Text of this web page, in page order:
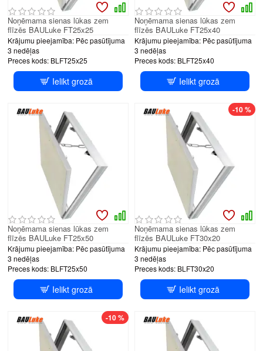
Krājumu pieejamība: Pēc pasūtījuma
3 nedēļas
Preces kods: BLFT25x25
Noņēmama sienas lūkas zem
flīzēs BAULuke FT25x25
Ielikt grozā
Krājumu pieejamība: Pēc pasūtījuma
3 nedēļas
Preces kods: BLFT25x40
Noņēmama sienas lūkas zem
flīzēs BAULuke FT25x40
Ielikt grozā
Krājumu pieejamība: Pēc pasūtījuma
3 nedēļas
Preces kods: BLFT25x50
Noņēmama sienas lūkas zem
flīzēs BAULuke FT25x50
Ielikt grozā
-10 %
Krājumu pieejamība: Pēc pasūtījuma
3 nedēļas
Preces kods: BLFT30x20
Noņēmama sienas lūkas zem
flīzēs BAULuke FT30x20
Ielikt grozā
-10 %